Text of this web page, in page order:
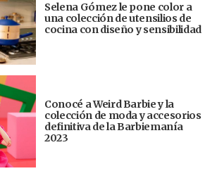
Selena Gómez le pone color a
una colección de utensilios de
cocina con diseño y sensibilidad
Conocé a Weird Barbie y la
colección de moda y accesorios
definitiva de la Barbiemanía
2023